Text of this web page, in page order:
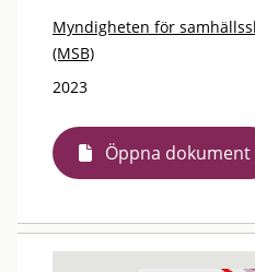
Myndigheten för
(MSB)
2023
Öppna dokument